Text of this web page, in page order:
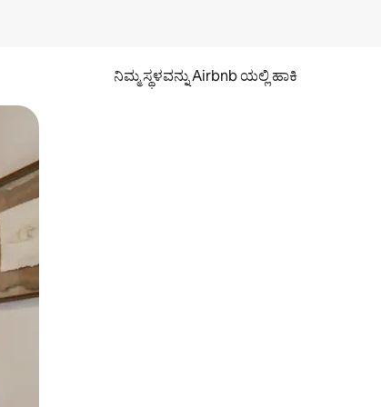
ನಿಮ್ಮ ಸ್ಥಳವನ್ನು Airbnb ಯಲ್ಲಿ ಹಾಕಿ